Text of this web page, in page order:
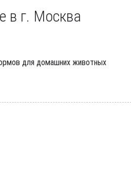
в г. Москва
для домашних животных